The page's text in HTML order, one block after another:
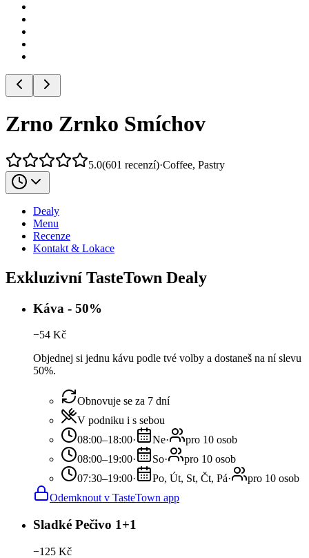
Zrno Zrnko Smíchov
5.0(601 recenzí)·Coffee, Pastry
Dealy
Menu
Recenze
Kontakt & Lokace
Exkluzivní TasteTown Dealy
Káva - 50%
−54 Kč
Objednej si jednu kávu podle tvé volby a dostaneš na ní slevu
50%.
Obnovuje se za 7 dní
V podniku i s sebou
08:00–18:00· Ne·
pro 10 osob
08:00–19:00· So·
pro 10 osob
07:30–19:00· Po, Út, St, Čt, Pá·
pro 10 osob
Odemknout v TasteTown app
Sladké Pečivo 1+1
−125 Kč